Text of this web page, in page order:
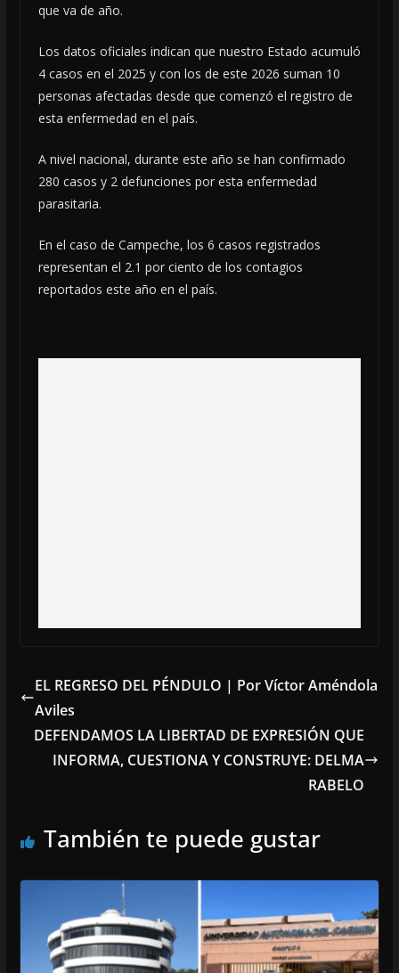
que va de año.
Los datos oficiales indican que nuestro Estado acumuló
4 casos en el 2025 y con los de este 2026 suman 10
personas afectadas desde que comenzó el registro de
esta enfermedad en el país.
A nivel nacional, durante este año se han confirmado
280 casos y 2 defunciones por esta enfermedad
parasitaria.
En el caso de Campeche, los 6 casos registrados
representan el 2.1 por ciento de los contagios
reportados este año en el país.
EL REGRESO DEL PÉNDULO | Por Víctor Améndola
Aviles
DEFENDAMOS LA LIBERTAD DE EXPRESIÓN QUE
INFORMA, CUESTIONA Y CONSTRUYE: DELMA
RABELO
También te puede gustar